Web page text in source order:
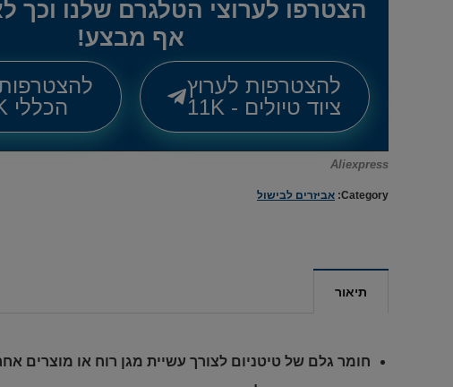
הצטרפו לערוצי הטלגרם שלנו וכך
אף מבצע!
להצטרפות לערוץ
ציוד טיולים - 11K
הכללי 5.2K
Aliexpress
Category: אביזרים לבישול
תיאור
חומר גלם של טיטניום לצורך עשיית מגן רוח או מוצרים